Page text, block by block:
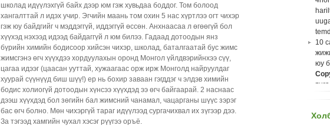
Аз
10
юу
школад идүүлэхгүй байх дээр юм гэж хувьдаа боддог. Том болоод
хангалттай л идэх учир. Эгчийн маань том охин 5 нас хүртлээ огт чихэр
гэж юу байдгийг ч мэддэггүй, иддэггүй өссөн. Анхнаасаа л өгөөгүй бол
хүүхэд нэхээд идээд байдаггүй л юм билээ. Гадаад дотоодын янз
бүрийн химийн бодисоор хийсэн чихэр, школад, баталгаатай бус жимс
жимсгэнэ өгч хүүхдээ хордуулахын оронд Монгол үйлдвэрийнхээ сүү,
цагаа идээг (цаасан ууттай, хужаагаас орж ирж Монголд найруулдаг
хуурай сүүнүүд биш шүү!) ер нь бохир заваан гэгддэг ч элдэв химийн
бодис холиогүй дотоодын хүнсээ хүүхдэд ээ өгч байгаарай. 2 наснаас
дээш хүүхдэд бол зөгийн бал жимсний чанамал, чацарганы шүүс зэрэг
бас өгч болно. Мөн чихэргүй тараг идүүлээд сургачихвал их зүгээр дээ.
За тэгээд хамгийн чухал хэсэг рүүгээ оръё.